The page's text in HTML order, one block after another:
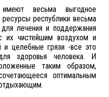
имеют весьма выгодное
республики весьма
лечения и поддержания
их чистейшим воздухом и
и целебные грязи -все это
здоровья человека. И
таким образом,
оптимальным
отдыхающим.